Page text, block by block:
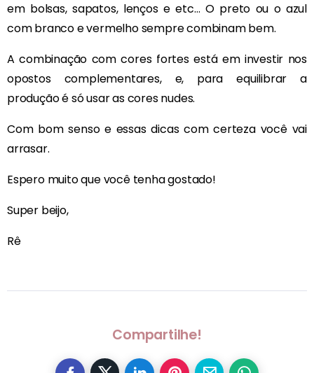
em bolsas, sapatos, lenços e etc… O preto ou o azul
com branco e vermelho sempre combinam bem.
A combinação com cores fortes está em investir nos
opostos complementares, e, para equilibrar a
produção é só usar as cores nudes.
Com bom senso e essas dicas com certeza você vai
arrasar.
Espero muito que você tenha gostado!
Super beijo,
Rê
Compartilhe!